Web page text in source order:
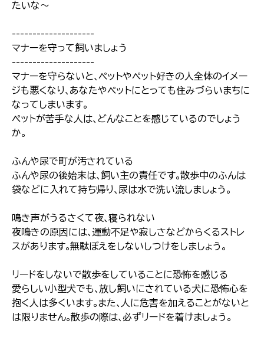
たいな～
--------------------
マナーを守って飼いましょう
--------------------
マナーを守らないと､ペットやペット好きの人全体のイメー
ジも悪くなり､あなたやペットにとっても住みづらいまちに
なってしまいます｡
ペットが苦手な人は､どんなことを感じているのでしょう
か｡
ふんや尿で町が汚されている
ふんや尿の後始末は､飼い主の責任です｡散歩中のふんは
袋などに入れて持ち帰り､尿は水で洗い流しましょう｡
鳴き声がうるさくて夜､寝られない
夜鳴きの原因には､運動不足や寂しさなどからくるストレ
スがあります｡無駄ぼえをしないしつけをしましょう｡
リードをしないで散歩をしていることに恐怖を感じる
愛らしい小型犬でも､放し飼いにされている犬に恐怖心を
抱く人は多くいます｡また､人に危害を加えることがないと
は限りません｡散歩の際は､必ずリードを着けましょう｡